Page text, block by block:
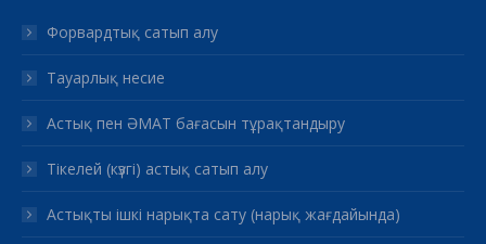
Форвардтық сатып алу
Тауарлық несие
Астық пен ӘМАТ бағасын тұрақтандыру
Тікелей (күзгі) астық сатып алу
Астықты ішкі нарықта сату (нарық жағдайында)